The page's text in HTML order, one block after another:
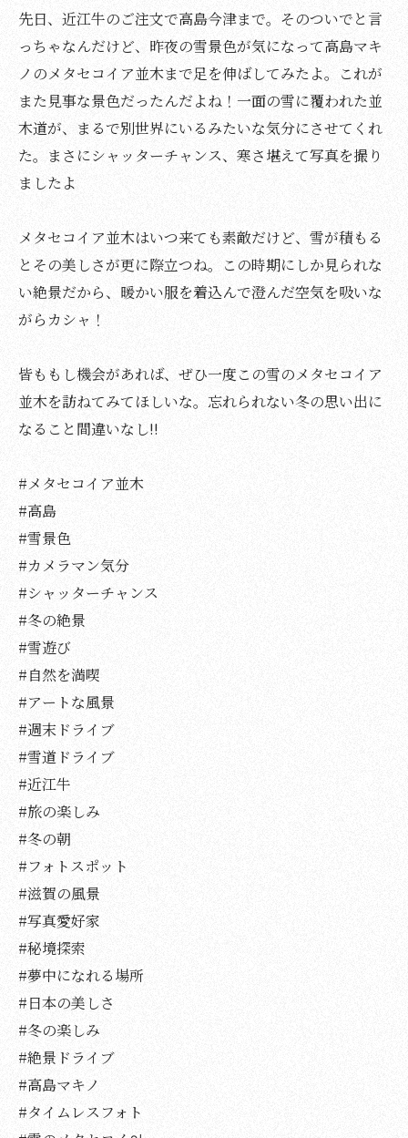
先日、近江牛のご注文で高島今津まで。そのついでと言
っちゃなんだけど、昨夜の雪景色が気になって高島マキ
ノのメタセコイア並木まで足を伸ばしてみたよ。これが
また見事な景色だったんだよね！一面の雪に覆われた並
木道が、まるで別世界にいるみたいな気分にさせてくれ
た。まさにシャッターチャンス、寒さ堪えて写真を撮り
ましたよ
メタセコイア並木はいつ来ても素敵だけど、雪が積もる
とその美しさが更に際立つね。この時期にしか見られな
い絶景だから、暖かい服を着込んで澄んだ空気を吸いな
がらカシャ！
皆ももし機会があれば、ぜひ一度この雪のメタセコイア
並木を訪ねてみてほしいな。忘れられない冬の思い出に
なること間違いなし!!
#メタセコイア並木
#高島
#雪景色
#カメラマン気分
#シャッターチャンス
#冬の絶景
#雪遊び
#自然を満喫
#アートな風景
#週末ドライブ
#雪道ドライブ
#近江牛
#旅の楽しみ
#冬の朝
#フォトスポット
#滋賀の風景
#写真愛好家
#秘境探索
#夢中になれる場所
#日本の美しさ
#冬の楽しみ
#絶景ドライブ
#高島マキノ
#タイムレスフォト